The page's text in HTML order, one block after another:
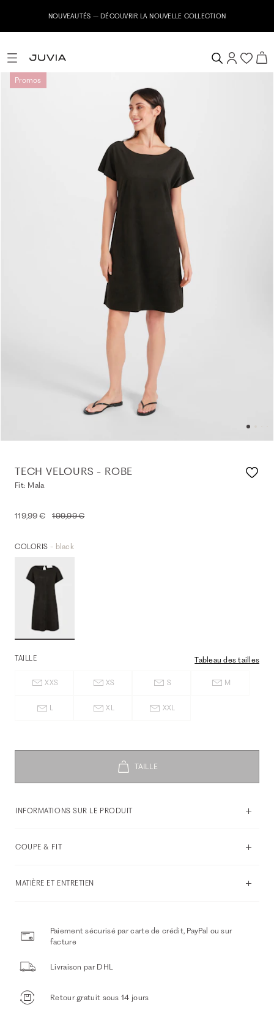
NOUVEAUTÉS – DÉCOUVRIR LA NOUVELLE COLLECTION
Promos
TECH VELOURS - ROBE
Fit: Mala
119,99 € 199,99 €
COLORIS - black
TAILLE Tableau des tailles
XXS XS S M
L XL XXL
INFORMATIONS SUR LE PRODUIT
COUPE & FIT
MATIÈRE ET ENTRETIEN
Paiement sécurisé par carte de crédit, PayPal ou sur
facture
Livraison par DHL
Retour gratuit sous 14 jours